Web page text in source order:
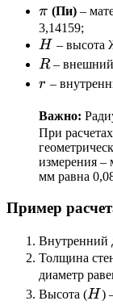
\pi
π (Пи)–
3,14159;
H
H – высота
R
R– внешний
r
r –
Важно:
При
измерения –
мм равна
Пример
Внутренний
Толщина
диаметр
Высота (H
H)